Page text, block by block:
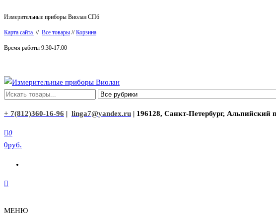
к
содержимому
Измерительные приборы Виолан СПб
Карта сайта // Все товары //Корзина
Время работы 9:30-17:00
Измерительные приборы Виолан
+ 7(812)360-16-96 | linga7@yandex.ru | 196128, Санкт-Петербург, Альпийский
0
0руб.
МЕНЮ